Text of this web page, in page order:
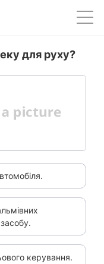
для руху?
керування.